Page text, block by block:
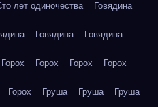
лет одиночества Говядина
Говядина Говядина
Горох Горох Горох Горох
Горох Груша Груша Груша